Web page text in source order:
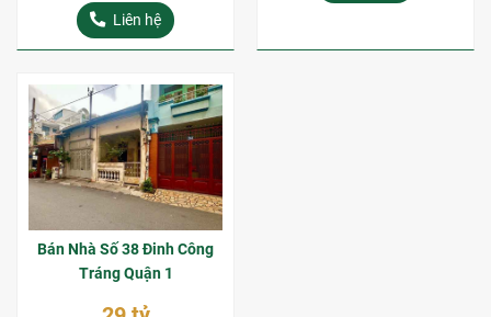
Liên hệ
Bán Nhà Số 38 Đinh Công
Tráng Quận 1